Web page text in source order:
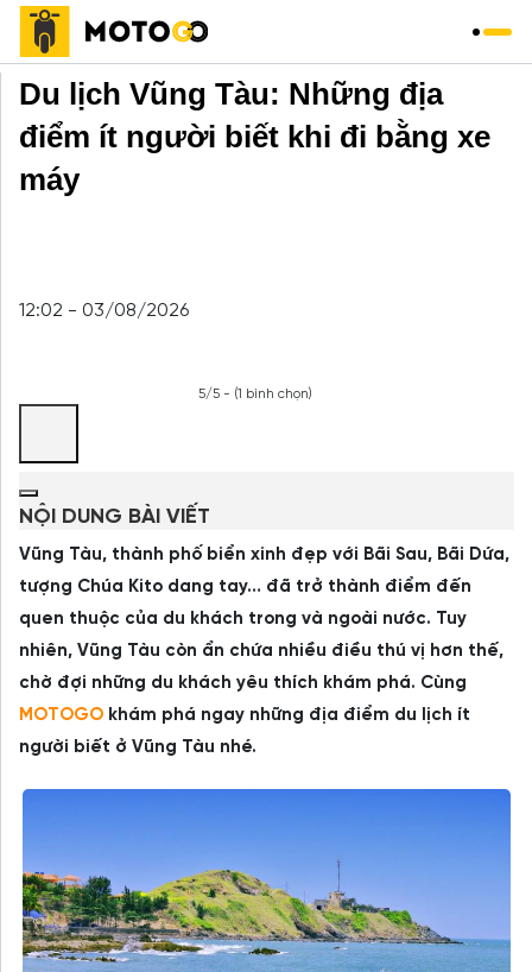
Trang chủ » Du Lịch»
Du lịch Vũng Tàu: Những địa
điểm ít người biết khi đi bằng xe
máy
12:02 - 03/08/2026
5/5 - (1 bình chọn)
NỘI DUNG BÀI VIẾT
Vũng Tàu, thành phố biển xinh đẹp với Bãi Sau, Bãi Dứa,
tượng Chúa Kito dang tay… đã trở thành điểm đến
quen thuộc của du khách trong và ngoài nước. Tuy
nhiên, Vũng Tàu còn ẩn chứa nhiều điều thú vị hơn thế,
chờ đợi những du khách yêu thích khám phá. Cùng
MOTOGO khám phá ngay những địa điểm du lịch ít
người biết ở Vũng Tàu nhé.